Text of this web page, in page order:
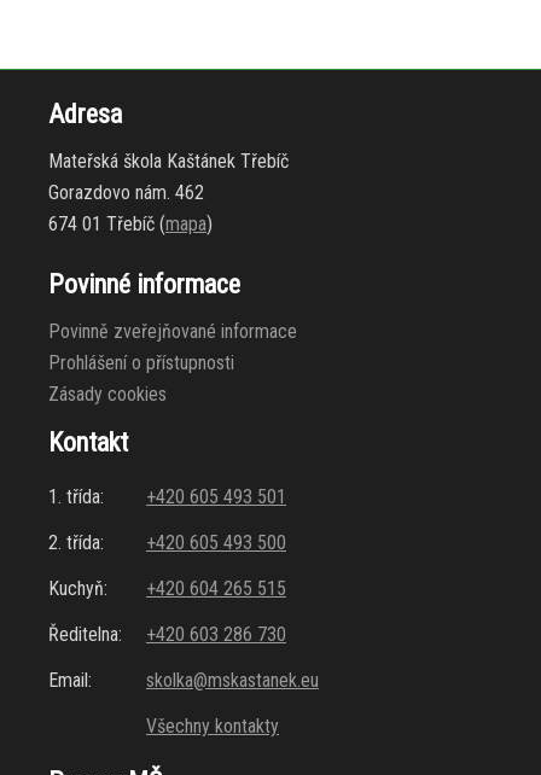
Adresa
Mateřská škola Kaštánek Třebíč
Gorazdovo nám. 462
674 01 Třebíč (mapa)
Povinné informace
Povinně zveřejňované informace
Prohlášení o přístupnosti
Zásady cookies
Kontakt
1. třída:
+420 605 493 501
2. třída:
+420 605 493 500
Kuchyň:
+420 604 265 515
Ředitelna:
+420 603 286 730
Email:
skolka@mskastanek.eu
Všechny kontakty